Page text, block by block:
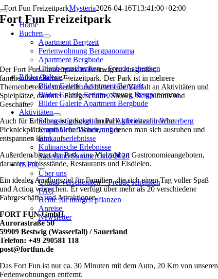
Zum
Inhalt
springen
Toggle
Navigation
Home
Buchen
Apartment Bergzeit
Ferienwohnung Bergpanorama
Apartment Bergbude
Urlaub verschenken – Freude schenken
Bilder Galerie
Bilder Galerie Apartment Bergzeit
Bilder Galerie Ferienwohnung Bergpanorama
Bilder Galerie Apartment Bergbude
Aktivitäten
Sehenswürdigkeiten und Aktivitäten in Winterberg
Empfohlene Wanderungen
Einkaufserlebnisse
Kulinarische Erlebnisse
Sauerland SommerCard 2026
INFO
Über uns
Urlaub verschenken – Freude schenken
FAQ
Heute für morgen pflanzen
Anreise
Newsletter
Fort Fun FreizeitparkMysteria2026-04-16T13:41:00+02:00
Fort Fun Freizeitpark
Der Fort Fun Freizeitpark in Bestwig ist ein großer,
familienfreundlicher Freizeitpark. Der Park ist in mehrere
Themenbereiche unterteilt und bietet eine Vielfalt an Aktivitäten und
Spielplätze, darunter Fahrgeschäfte, Shows, Restaurants und
Geschäfte.
Auch für Erholung ist gesorgt: Im Park gibt es zahlreiche
Picknickplätze und Grünflächen, auf denen man sich ausruhen und
entspannen kann.
Außerdem bietet der Park eine Vielzahl an Gastronomieangeboten,
darunter Imbissstände, Restaurants und Eisdielen.
Ein ideales Ausflugsziel für Familien, die sich einen Tag voller Spaß
und Action wünschen. Er verfügt über mehr als 20 verschiedene
Fahrgeschäfte und Attraktionen.
FORT FUN GmbH
Aurorastraße 50
59909 Bestwig (Wasserfall) / Sauerland
Telefon: +49 290581 118
post@fortfun.de
Das Fort Fun ist nur ca. 30 Minuten mit dem Auto, 20 Km von unseren
Ferienwohnungen entfernt.